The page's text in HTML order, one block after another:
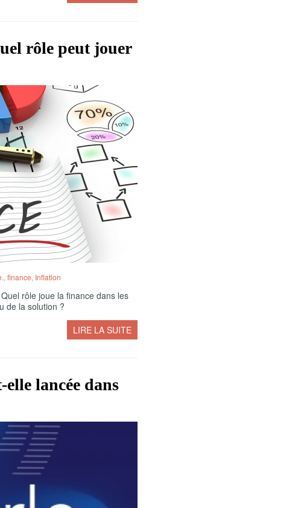
rôle peut jouer
finance Inflation
rôle joue la finance dans les
de la solution ?
LIRE LA SUITE
lancée dans